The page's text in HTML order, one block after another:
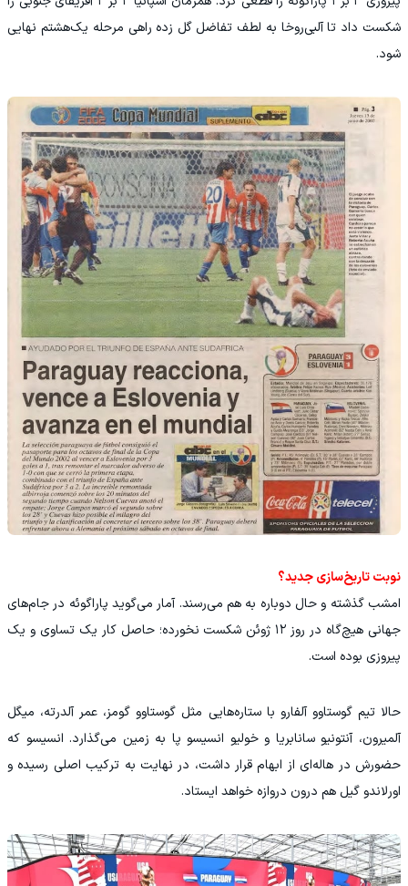
شکست داد تا آلبی‌روخا به لطف تفاضل گل زده راهی مرحله یک‌هشتم نهایی
شود.
نوبت تاریخ‌سازی جدید؟
امشب گذشته و حال دوباره به هم می‌رسند. آمار می‌گوید پاراگوئه در جام‌های
جهانی هیچ‌گاه در روز ۱۲ ژوئن شکست نخورده؛ حاصل کار یک تساوی و یک
پیروزی بوده است.
حالا تیم گوستاوو آلفارو با ستاره‌هایی مثل گوستاوو گومز، عمر آلدرته، میگل
آلمیرون، آنتونیو سانابریا و خولیو انسیسو پا به زمین می‌گذارد. انسیسو که
حضورش در هاله‌ای از ابهام قرار داشت، در نهایت به ترکیب اصلی رسیده و
اورلاندو گیل هم درون دروازه خواهد ایستاد.